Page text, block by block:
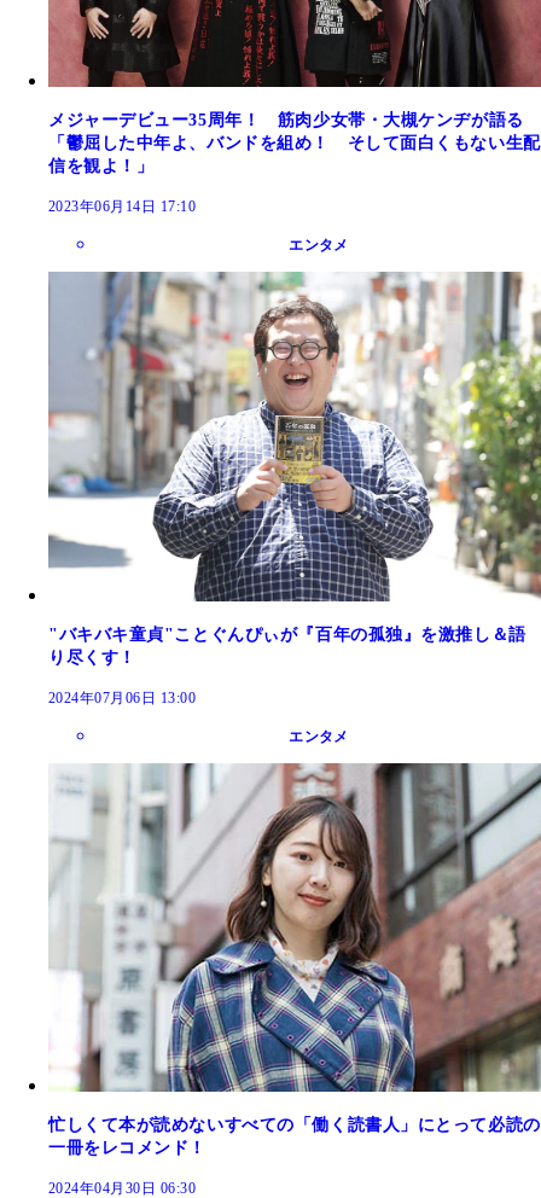
メジャーデビュー35周年！ 筋肉少女帯・大槻ケンヂが語る
「鬱屈した中年よ、バンドを組め！ そして面白くもない生配
信を観よ！」
2023年06月14日 17:10
エンタメ
"バキバキ童貞"ことぐんぴぃが『百年の孤独』を激推し＆語
り尽くす！
2024年07月06日 13:00
エンタメ
忙しくて本が読めないすべての「働く読書人」にとって必読の
一冊をレコメンド！
2024年04月30日 06:30